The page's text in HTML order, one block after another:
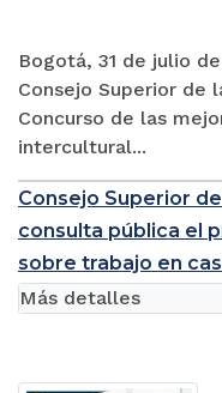
Bogotá, 31 de julio
Consejo Superior de
Concurso de las
intercultural...
Consejo Superior
consulta pública el
sobre trabajo en
Más detalles